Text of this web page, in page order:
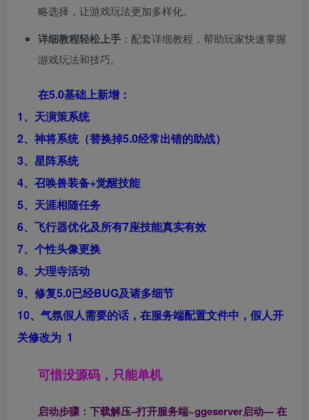
略选择，让游戏玩法更加多样化。
详细教程轻松上手 ‌：配套详细教程，帮助玩家快速掌握
游戏玩法和技巧。
在5.0基础上新增：
1、天演策系统
2、神将系统（替换掉5.0经常出错的助战）
3、星阵系统
4、召唤兽装备+觉醒技能
5、天涯相随任务
6、飞行器优化及所有7座技能真实有效
7、个性头像更换
8、大理寺活动
9、修复5.0已经BUG及诸多细节
10、气氛假人需要的话，在服务端配置文件中，假人开
关修改为 1
可惜没源码，只能单机
启动步骤：下载解压–打开服务端~ggeserver启动— 在